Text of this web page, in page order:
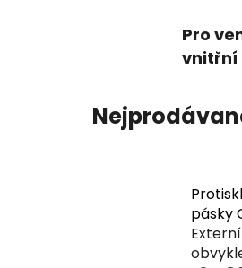
Pro
vnitřní
pásky